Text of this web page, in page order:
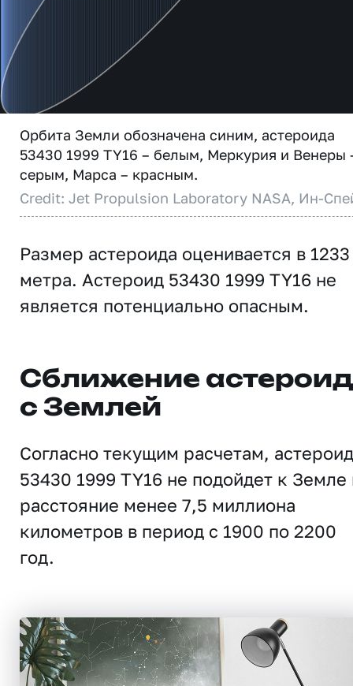
Орбита Земли обозначена синим, астероида
53430 1999 TY16 – белым, Меркурия и Венеры
серым, Марса – красным.
Credit: Jet Propulsion Laboratory NASA, Ин-
Размер астероида оценивается в 1233
метра. Астероид 53430 1999 TY16 не
является потенциально опасным.
Сближение
с Землей
Согласно текущим расчетам, астероид
53430 1999 TY16 не подойдет к Земле
расстояние менее 7,5 миллиона
километров в период с 1900 по 2200
год.